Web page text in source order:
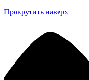
Прокрутить наверх